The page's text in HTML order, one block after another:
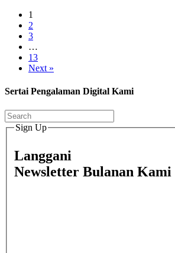
1
2
3
…
13
Next »
Sertai Pengalaman Digital Kami
Sign Up
Langgani
Newsletter Bulanan Kami